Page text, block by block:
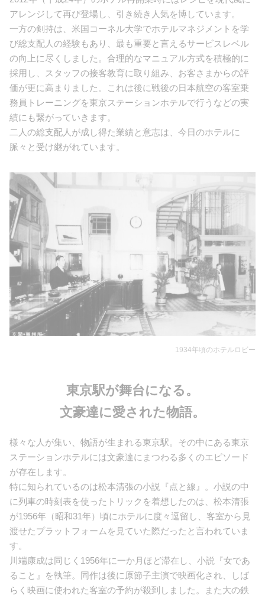
アレンジして再び登場し、引き続き人気を博しています。
一方の剣持は、米国コーネル大学でホテルマネジメントを学
び総支配人の経験もあり、最も重要と言えるサービスレベル
の向上に尽くしました。合理的なマニュアル方式を積極的に
採用し、スタッフの接客教育に取り組み、お客さまからの評
価が更に高まりました。これは後に戦後の日本航空の客室乗
務員トレーニングを東京ステーションホテルで行うなどの実
績にも繋がっていきます。
二人の総支配人が成し得た業績と意志は、今日のホテルに
脈々と受け継がれています。
1934年頃のホテルロビー
東京駅が舞台になる。
文豪達に愛された物語。
様々な人が集い、物語が生まれる東京駅。その中にある東京
ステーションホテルには文豪達にまつわる多くのエピソード
が存在します。
特に知られているのは松本清張の小説『点と線』。小説の中
に列車の時刻表を使ったトリックを着想したのは、松本清張
が1956年（昭和31年）頃にホテルに度々逗留し、客室から見
渡せたプラットフォームを見ていた際だったと言われていま
す。
川端康成は同じく1956年に一か月ほど滞在し、小説『女であ
ること』を執筆。同作は後に原節子主演で映画化され、しば
らく映画に使われた客室の予約が殺到しました。また大の鉄